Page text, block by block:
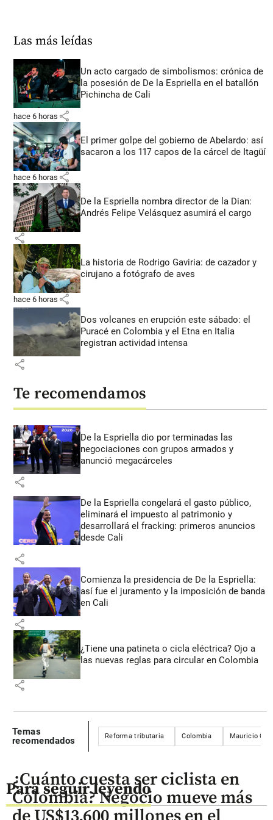
Las más leídas
Un acto cargado de simbolismos: crónica de
la posesión de De la Espriella en el batallón
Pichincha de Cali
hace 6 horas share
El primer golpe del gobierno de Abelardo: así
sacaron a los 117 capos de la cárcel de Itagüí
hace 6 horas share
De la Espriella nombra director de la Dian:
Andrés Felipe Velásquez asumirá el cargo
share
La historia de Rodrigo Gaviria: de cazador y
cirujano a fotógrafo de aves
hace 6 horas share
Dos volcanes en erupción este sábado: el
Puracé en Colombia y el Etna en Italia
registran actividad intensa
share
Te recomendamos
De la Espriella dio por terminadas las
negociaciones con grupos armados y
anunció megacárceles
share
De la Espriella congelará el gasto público,
eliminará el impuesto al patrimonio y
desarrollará el fracking: primeros anuncios
desde Cali
share
Comienza la presidencia de De la Espriella:
así fue el juramento y la imposición de banda
en Cali
share
¿Tiene una patineta o cicla eléctrica? Ojo a
las nuevas reglas para circular en Colombia
share
Temas
recomendados
Reforma tributaria Colombia Mauricio
Para seguir leyendo
¿Cuánto cuesta ser ciclista en
Colombia? Negocio mueve más